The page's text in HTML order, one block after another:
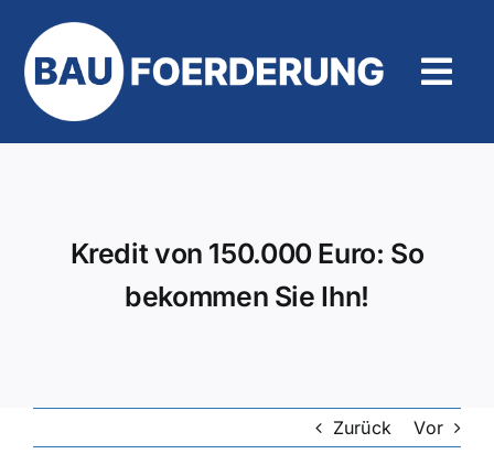
Inhalt
springen
Kredit von 150.000 Euro: So
bekommen Sie Ihn!
Zurück Vor